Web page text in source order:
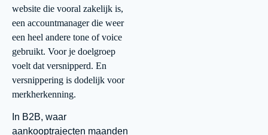
website die vooral zakelijk is,
een accountmanager die weer
een heel andere tone of voice
gebruikt. Voor je doelgroep
voelt dat versnipperd. En
versnippering is dodelijk voor
merkherkenning.
In B2B, waar
aankooptrajecten maanden